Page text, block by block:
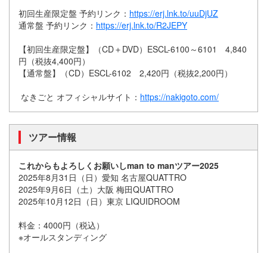
初回生産限定盤 予約リンク： https://erj.lnk.to/uuDjUZ
通常盤 予約リンク： https://erj.lnk.to/R2JEPY
【初回生産限定盤】（CD＋DVD）ESCL-6100～6101 4,840
円（税抜4,400円）
【通常盤】（CD）ESCL-6102 2,420円（税抜2,200円）
なきごと オフィシャルサイト： https://nakigoto.com/
ツアー情報
これからもよろしくお願いしman to manツアー2025
2025年8月31日（日）愛知 名古屋QUATTRO
2025年9月6日（土）大阪 梅田QUATTRO
2025年10月12日（日）東京 LIQUIDROOM
料金：4000円（税込）
※オールスタンディング